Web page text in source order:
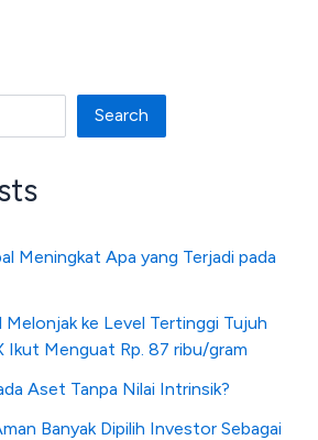
Search
Meningkat Apa yang Terjadi pada
Melonjak ke Level Tertinggi Tujuh
Ikut Menguat Rp. 87 ribu/gram
Aset Tanpa Nilai Intrinsik?
Banyak Dipilih Investor Sebagai